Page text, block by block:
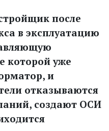
после
в эксплуатацию
которой уже
и
отказываются
создают ОСИ